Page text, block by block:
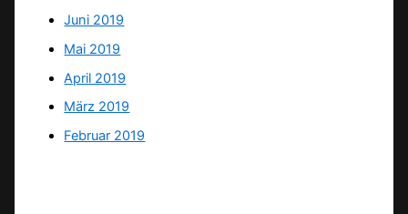
Juni 2019
Mai 2019
April 2019
März 2019
Februar 2019